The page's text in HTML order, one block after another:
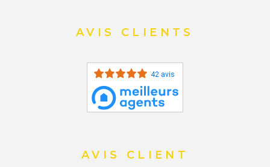
AVIS CLIENTS
42 avis
AVIS CLIENT